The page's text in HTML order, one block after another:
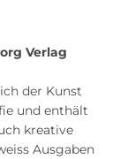
Verlag
der Kunst
und enthält
kreative
Ausgaben